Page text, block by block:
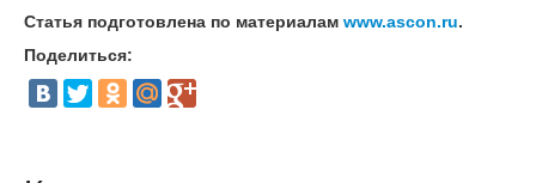
Статья подготовлена по материалам www.ascon.ru.
Поделиться: